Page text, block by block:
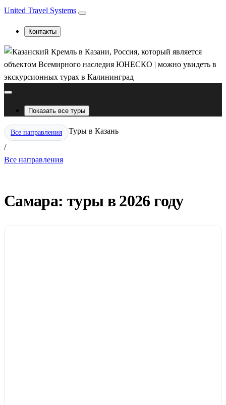
United Travel Systems
Контакты
Показать все туры
Все направления
/
Туры в Казань
Все направления
Самара: туры в 2026 году